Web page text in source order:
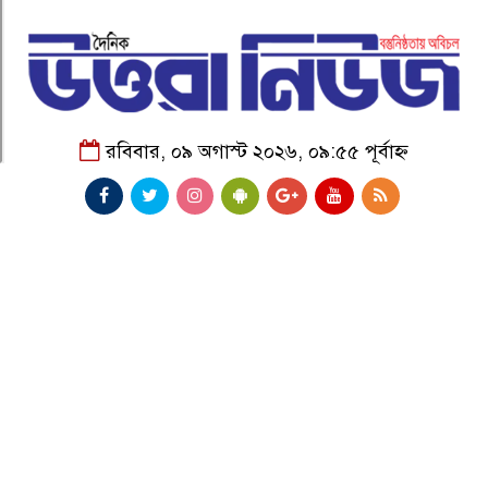
রবিবার, ০৯ অগাস্ট ২০২৬, ০৯:৫৫ পূর্বাহ্ন